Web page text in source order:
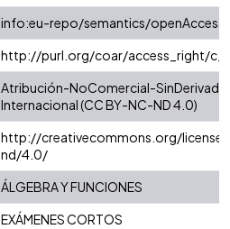
info:eu-repo/semantics/openAccess
http://purl.org/coar/access_right/
Atribución-NoComercial-
Internacional (CC BY-NC-ND 4.0)
http://creativecommons.org/
nd/4.0/
ÁLGEBRA Y FUNCIONES
EXÁMENES CORTOS